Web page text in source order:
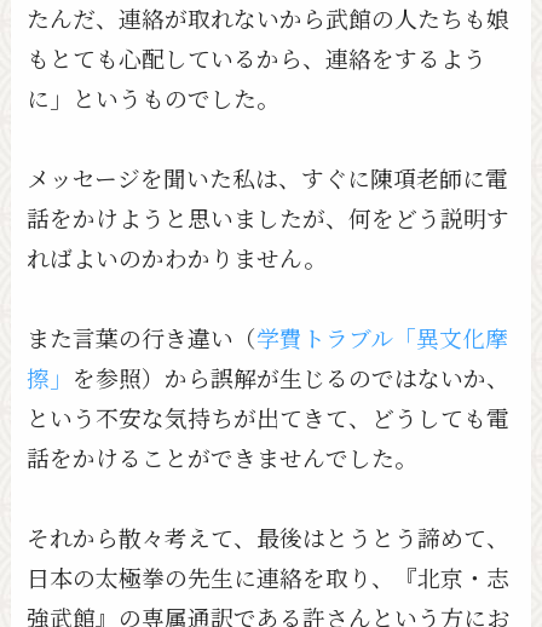
たんだ、連絡が取れないから武館の人たちも娘
もとても心配しているから、連絡をするよう
に」というものでした。
メッセージを聞いた私は、すぐに陳項老師に電
話をかけようと思いましたが、何をどう説明す
ればよいのかわかりません。
また言葉の行き違い（学費トラブル「異文化摩
擦」 を参照）から誤解が生じるのではないか、
という不安な気持ちが出てきて、どうしても電
話をかけることができませんでした。
それから散々考えて、最後はとうとう諦めて、
日本の太極拳の先生に連絡を取り、『北京・志
強武館』の専属通訳である許さんという方にお